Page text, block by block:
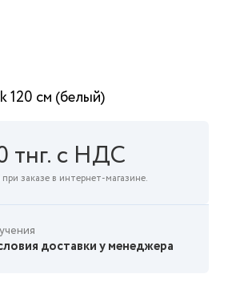
120 см (белый)
тнг. с НДС
заказе в интернет-магазине.
доставки у менеджера